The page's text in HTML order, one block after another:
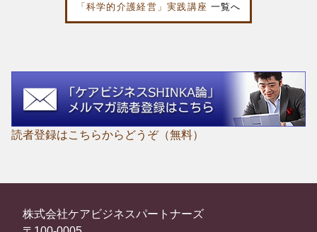
「科学的介護経営」実践講座 一覧へ
読者登録はこちらからどうぞ（無料）
株式会社ケアビジネスパートナーズ